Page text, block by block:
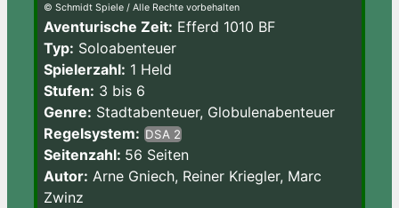
© Schmidt Spiele / Alle Rechte vorbehalten
Aventurische Zeit: Efferd 1010 BF
Typ: Soloabenteuer
Spielerzahl: 1 Held
Stufen: 3 bis 6
Genre: Stadtabenteuer, Globulenabenteuer
Regelsystem: DSA 2
Seitenzahl: 56 Seiten
Autor: Arne Gniech, Reiner Kriegler, Marc
Zwinz